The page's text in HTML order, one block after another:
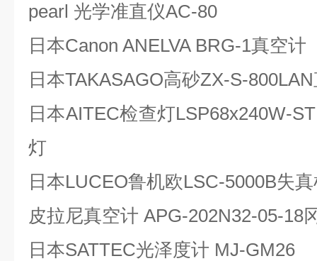
pearl 光学准直仪AC-80
日本Canon ANELVA BRG-1真空计
日本TAKASAGO高砂ZX-S-
日本AITEC检查灯LSP68x240W-
灯
日本LUCEO鲁机欧LSC-5000B失
皮拉尼真空计 APG-202N32-05-18
日本SATTEC光泽度计 MJ-GM26